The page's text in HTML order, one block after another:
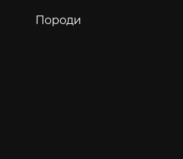
Породи